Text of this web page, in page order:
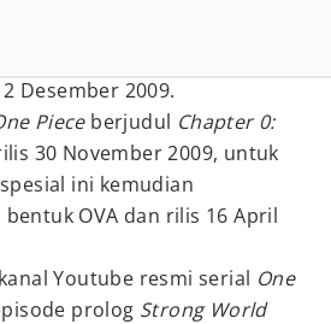
Desember 2009.
Pieceberjudul Chapter 0:
30 November 2009, untuk
ini kemudian
OVA dan rilis 16 April
Youtube resmi serial One
prolog Strong World